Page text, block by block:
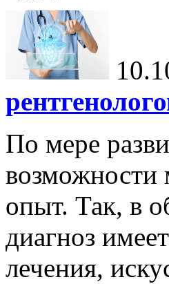
По мере
возможности
опыт. Так, в
диагноз
лечения,